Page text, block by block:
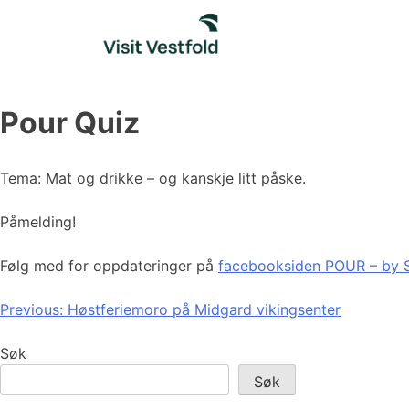
Pour Quiz
Tema: Mat og drikke – og kanskje litt påske.
Påmelding!
Følg med for oppdateringer på facebooksiden POUR – by
Innleggsnavigasjon
Previous: Høstferiemoro på Midgard vikingsenter
Søk
Søk